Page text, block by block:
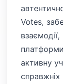
Votes,
активну
справжніх